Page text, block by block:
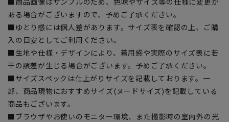
ある場合がございますので、予めご了承ください。
■ゆとり感には個人差があります。サイズ表を確認の上、ご購
入の目安としてご利用ください。
■生地や仕様・デザインにより、着用感や実際のサイズ表に若
干の誤差が生じる場合がございます。予めご了承ください。
■サイズスペックは仕上がりサイズを記載しております。一
部、商品現物におすすめサイズ(ヌードサイズ)を記載している
商品もございます。
■ブラウザやお使いのモニター環境、また撮影時の室内外の光